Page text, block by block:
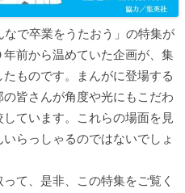
で卒業をうたおう」の特集が
前から温めていた企画が、集
ものです。まんがに登場する
皆さんが角度や光にもこだわ
ています。これらの場面を見
らっしゃるのではないでしょ
て、是非、この特集をご覧く